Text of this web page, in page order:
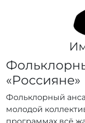
«Россияне»
Фольклорный
молодой